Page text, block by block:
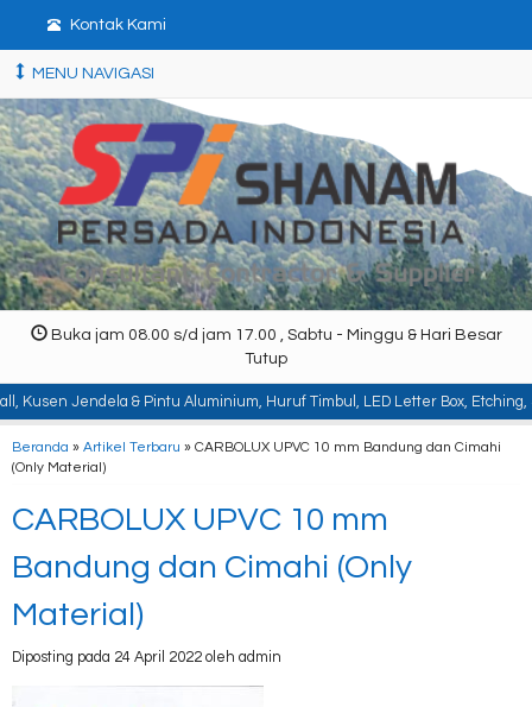
Kontak Kami
MENU NAVIGASI
Buka jam 08.00 s/d jam 17.00 , Sabtu - Minggu & Hari Besar
Tutup
Jendela & Pintu Aluminium, Huruf Timbul, LED Letter Box, Etching,
Beranda » Artikel Terbaru » CARBOLUX UPVC 10 mm Bandung dan Cimahi
(Only Material)
CARBOLUX UPVC 10 mm
Bandung dan Cimahi (Only
Material)
Diposting pada 24 April 2022 oleh admin